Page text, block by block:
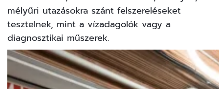
mélyűri utazásokra szánt felszereléseket
tesztelnek, mint a vízadagolók vagy a
diagnosztikai műszerek.